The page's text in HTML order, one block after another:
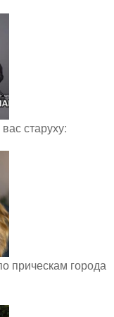
старуху:
прическам города